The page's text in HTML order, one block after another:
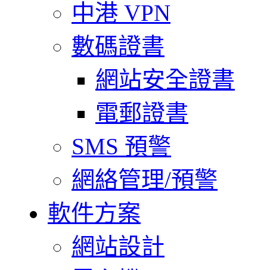
中港 VPN
數碼證書
網站安全證書
電郵證書
SMS 預警
網絡管理/預警
軟件方案
網站設計